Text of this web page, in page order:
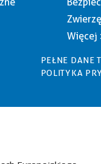
Więcej
PEŁNE DANE
POLITYKA